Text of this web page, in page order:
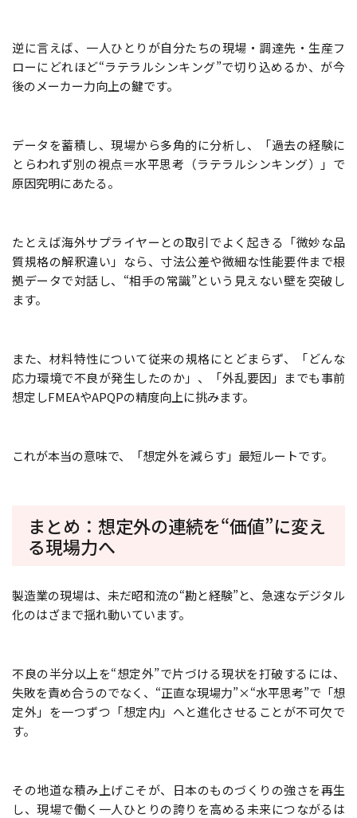
逆に言えば、一人ひとりが自分たちの現場・調達先・生産フ
ローにどれほど“ラテラルシンキング”で切り込めるか、が今
後のメーカー力向上の鍵です。
データを蓄積し、現場から多角的に分析し、「過去の経験に
とらわれず別の視点＝水平思考（ラテラルシンキング）」で
原因究明にあたる。
たとえば海外サプライヤーとの取引でよく起きる「微妙な品
質規格の解釈違い」なら、寸法公差や微細な性能要件まで根
拠データで対話し、“相手の常識”という見えない壁を突破し
ます。
また、材料特性について従来の規格にとどまらず、「どんな
応力環境で不良が発生したのか」、「外乱要因」までも事前
想定しFMEAやAPQPの精度向上に挑みます。
これが本当の意味で、「想定外を減らす」最短ルートです。
まとめ：想定外の連続を“価値”に変え
る現場力へ
製造業の現場は、未だ昭和流の“勘と経験”と、急速なデジタル
化のはざまで揺れ動いています。
不良の半分以上を“想定外”で片づける現状を打破するには、
失敗を責め合うのでなく、“正直な現場力”×“水平思考”で「想
定外」を一つずつ「想定内」へと進化させることが不可欠で
す。
その地道な積み上げこそが、日本のものづくりの強さを再生
し、現場で働く一人ひとりの誇りを高める未来につながるは